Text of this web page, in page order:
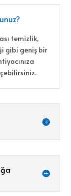
temizlik,
gibi geniş bir